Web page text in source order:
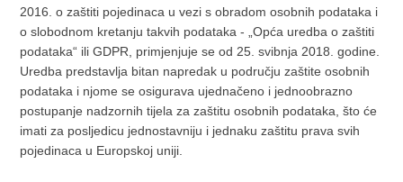
2016. o zaštiti pojedinaca u vezi s obradom osobnih podataka i
o slobodnom kretanju takvih podataka - „Opća uredba o zaštiti
podataka“ ili GDPR, primjenjuje se od 25. svibnja 2018. godine.
Uredba predstavlja bitan napredak u području zaštite osobnih
podataka i njome se osigurava ujednačeno i jednoobrazno
postupanje nadzornih tijela za zaštitu osobnih podataka, što će
imati za posljedicu jednostavniju i jednaku zaštitu prava svih
pojedinaca u Europskoj uniji.